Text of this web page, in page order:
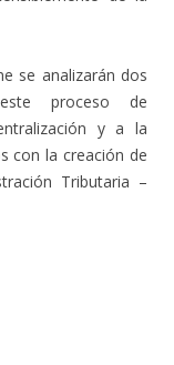
se analizarán dos
proceso de
y a la
con la creación de
Tributaria –